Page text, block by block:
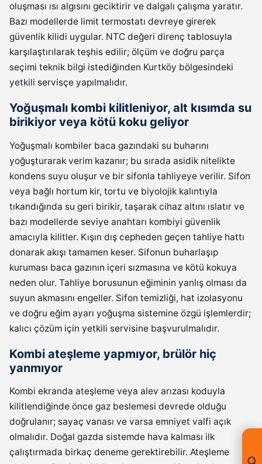
oluşması ısı algısını geciktirir ve dalgalı çalışma yaratır.
Bazı modellerde limit termostatı devreye girerek
güvenlik kilidi uygular. NTC değeri direnç tablosuyla
karşılaştırılarak teşhis edilir; ölçüm ve doğru parça
seçimi teknik bilgi istediğinden Kurtköy bölgesindeki
yetkili servisçe yapılmalıdır.
Yoğuşmalı kombi kilitleniyor, alt kısımda su
birikiyor veya kötü koku geliyor
Yoğuşmalı kombiler baca gazındaki su buharını
yoğuşturarak verim kazanır; bu sırada asidik nitelikte
kondens suyu oluşur ve bir sifonla tahliyeye verilir. Sifon
veya bağlı hortum kir, tortu ve biyolojik kalıntıyla
tıkandığında su geri birikir, taşarak cihaz altını ıslatır ve
bazı modellerde seviye anahtarı kombiyi güvenlik
amacıyla kilitler. Kışın dış cepheden geçen tahliye hattı
donarak akışı tamamen keser. Sifonun buharlaşıp
kuruması baca gazının içeri sızmasına ve kötü kokuya
neden olur. Tahliye borusunun eğiminin yanlış olması da
suyun akmasını engeller. Sifon temizliği, hat izolasyonu
ve doğru eğim ayarı yoğuşma sistemine özgü işlemlerdir;
kalıcı çözüm için yetkili servisine başvurulmalıdır.
Kombi ateşleme yapmıyor, brülör hiç
yanmıyor
Kombi ekranda ateşleme veya alev arızası koduyla
kilitlendiğinde önce gaz beslemesi devrede olduğu
doğrulanır; sayaç vanası ve varsa emniyet valfi açık
olmalıdır. Doğal gazda sistemde hava kalması ilk
çalıştırmada birkaç deneme gerektirebilir. Ateşleme